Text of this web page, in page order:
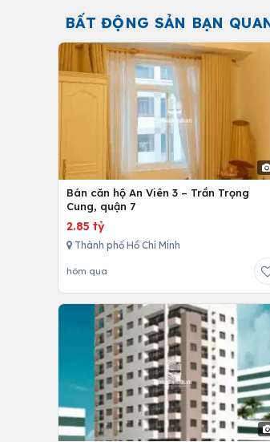
BẤT ĐỘNG SẢN BẠN
Bán căn hộ An Viên 3 – Trần Trọng
Cung, quận 7
2.85 tỷ
Thành phố Hồ Chí Minh
hôm qua